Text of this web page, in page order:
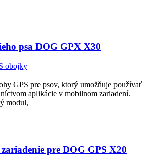
psa DOG GPX X30
obojky
GPS pre psov, ktorý umožňuje používať
aplikácie v mobilnom zariadení.
modul,
pre DOG GPS X20